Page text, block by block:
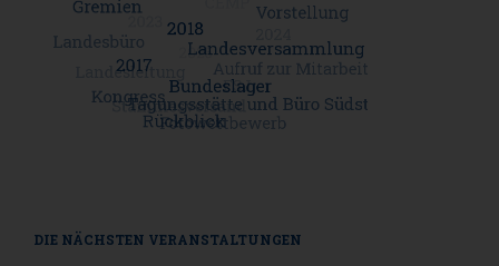
DIE NÄCHSTEN VERANSTALTUNGEN